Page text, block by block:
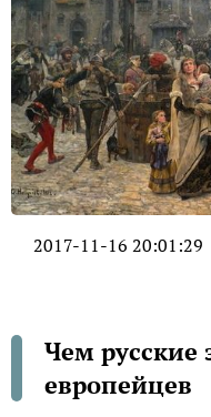
2017-11-16 20:01:29
Чем русские
европейцев